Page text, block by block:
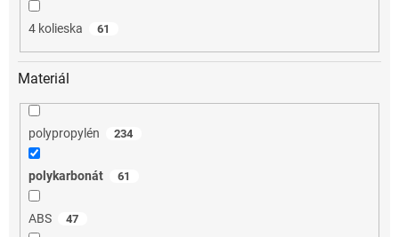
4 kolieska 61
Materiál
polypropylén 234
polykarbonát 61
ABS 47